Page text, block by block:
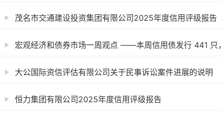
茂名市交通建设投资集团有限公司2025年度信用评级报告
宏观经济和债券市场一周观点 ——本周信用债发行 441 只
大公国际资信评估有限公司关于民事诉讼案件进展的说明
恒力集团有限公司2025年度信用评级报告